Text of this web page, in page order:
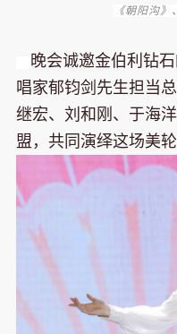
《朝阳沟》
晚会诚邀金伯利钻
唱家郁钧剑先生担当
继宏、刘和刚、于海
盟，共同演绎这场美